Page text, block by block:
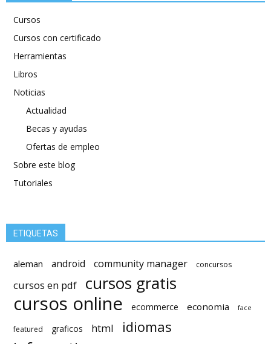
Cursos
Cursos con certificado
Herramientas
Libros
Noticias
Actualidad
Becas y ayudas
Ofertas de empleo
Sobre este blog
Tutoriales
ETIQUETAS
aleman android community manager concursos
cursos en pdf cursos gratis
cursos online ecommerce economia face
featured graficos html idiomas